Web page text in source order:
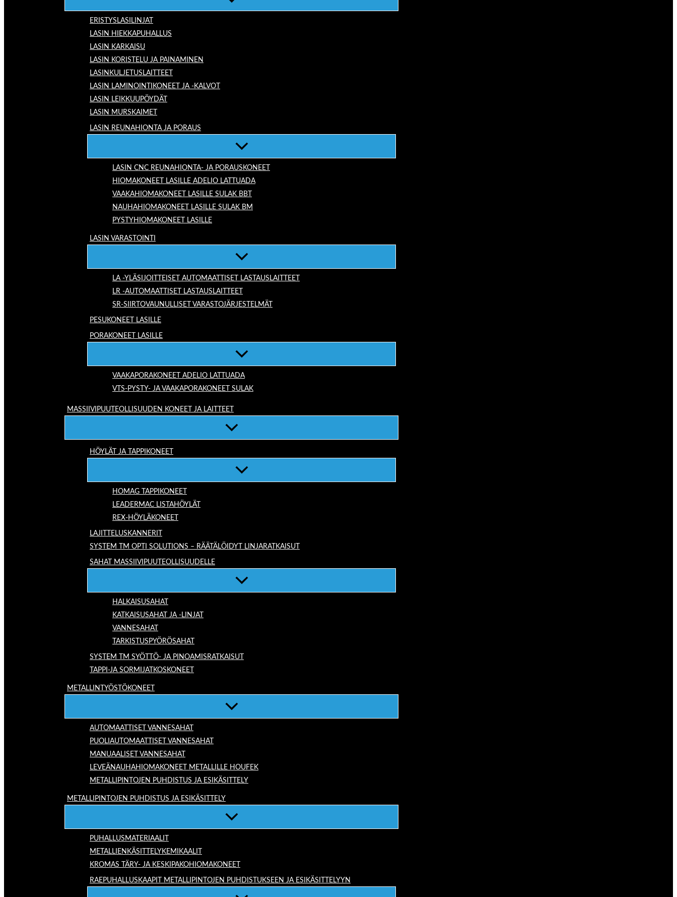
ERISTYSLASILINJAT
LASIN HIEKKAPUHALLUS
LASIN KARKAISU
LASIN KORISTELU JA PAINAMINEN
LASINKULJETUSLAITTEET
LASIN LAMINOINTIKONEET JA -KALVOT
LASIN LEIKKUUPÖYDÄT
LASIN MURSKAIMET
LASIN REUNAHIONTA JA PORAUS
LASIN CNC REUNAHIONTA- JA PORAUSKONEET
HIOMAKONEET LASILLE ADELIO LATTUADA
VAAKAHIOMAKONEET LASILLE SULAK BBT
NAUHAHIOMAKONEET LASILLE SULAK BM
PYSTYHIOMAKONEET LASILLE
LASIN VARASTOINTI
LA -YLÄSIJOITTEISET AUTOMAATTISET LASTAUSLAITTEET
LR -AUTOMAATTISET LASTAUSLAITTEET
SR-SIIRTOVAUNULLISET VARASTOJÄRJESTELMÄT
PESUKONEET LASILLE
PORAKONEET LASILLE
VAAKAPORAKONEET ADELIO LATTUADA
VTS-PYSTY- JA VAAKAPORAKONEET SULAK
MASSIIVIPUUTEOLLISUUDEN KONEET JA LAITTEET
HÖYLÄT JA TAPPIKONEET
HOMAG TAPPIKONEET
LEADERMAC LISTAHÖYLÄT
REX-HÖYLÄKONEET
LAJITTELUSKANNERIT
SYSTEM TM OPTI SOLUTIONS – RÄÄTÄLÖIDYT LINJARATKAISUT
SAHAT MASSIIVIPUUTEOLLISUUDELLE
HALKAISUSAHAT
KATKAISUSAHAT JA -LINJAT
VANNESAHAT
TARKISTUSPYÖRÖSAHAT
SYSTEM TM SYÖTTÖ- JA PINOAMISRATKAISUT
TAPPI-JA SORMIJATKOSKONEET
METALLINTYÖSTÖKONEET
AUTOMAATTISET VANNESAHAT
PUOLIAUTOMAATTISET VANNESAHAT
MANUAALISET VANNESAHAT
LEVEÄNAUHAHIOMAKONEET METALLILLE HOUFEK
METALLIPINTOJEN PUHDISTUS JA ESIKÄSITTELY
METALLIPINTOJEN PUHDISTUS JA ESIKÄSITTELY
PUHALLUSMATERIAALIT
METALLIENKÄSITTELYKEMIKAALIT
KROMAS TÄRY- JA KESKIPAKOHIOMAKONEET
RAEPUHALLUSKAAPIT METALLIPINTOJEN PUHDISTUKSEEN JA ESIKÄSITTELYYN